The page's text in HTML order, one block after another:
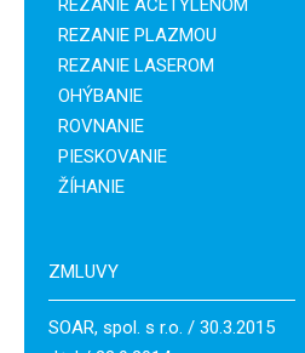
REZANIE PLAZMOU
REZANIE LASEROM
OHÝBANIE
ROVNANIE
PIESKOVANIE
ŽÍHANIE
ZMLUVY
SOAR, spol. s r.o. / 30.3.2015